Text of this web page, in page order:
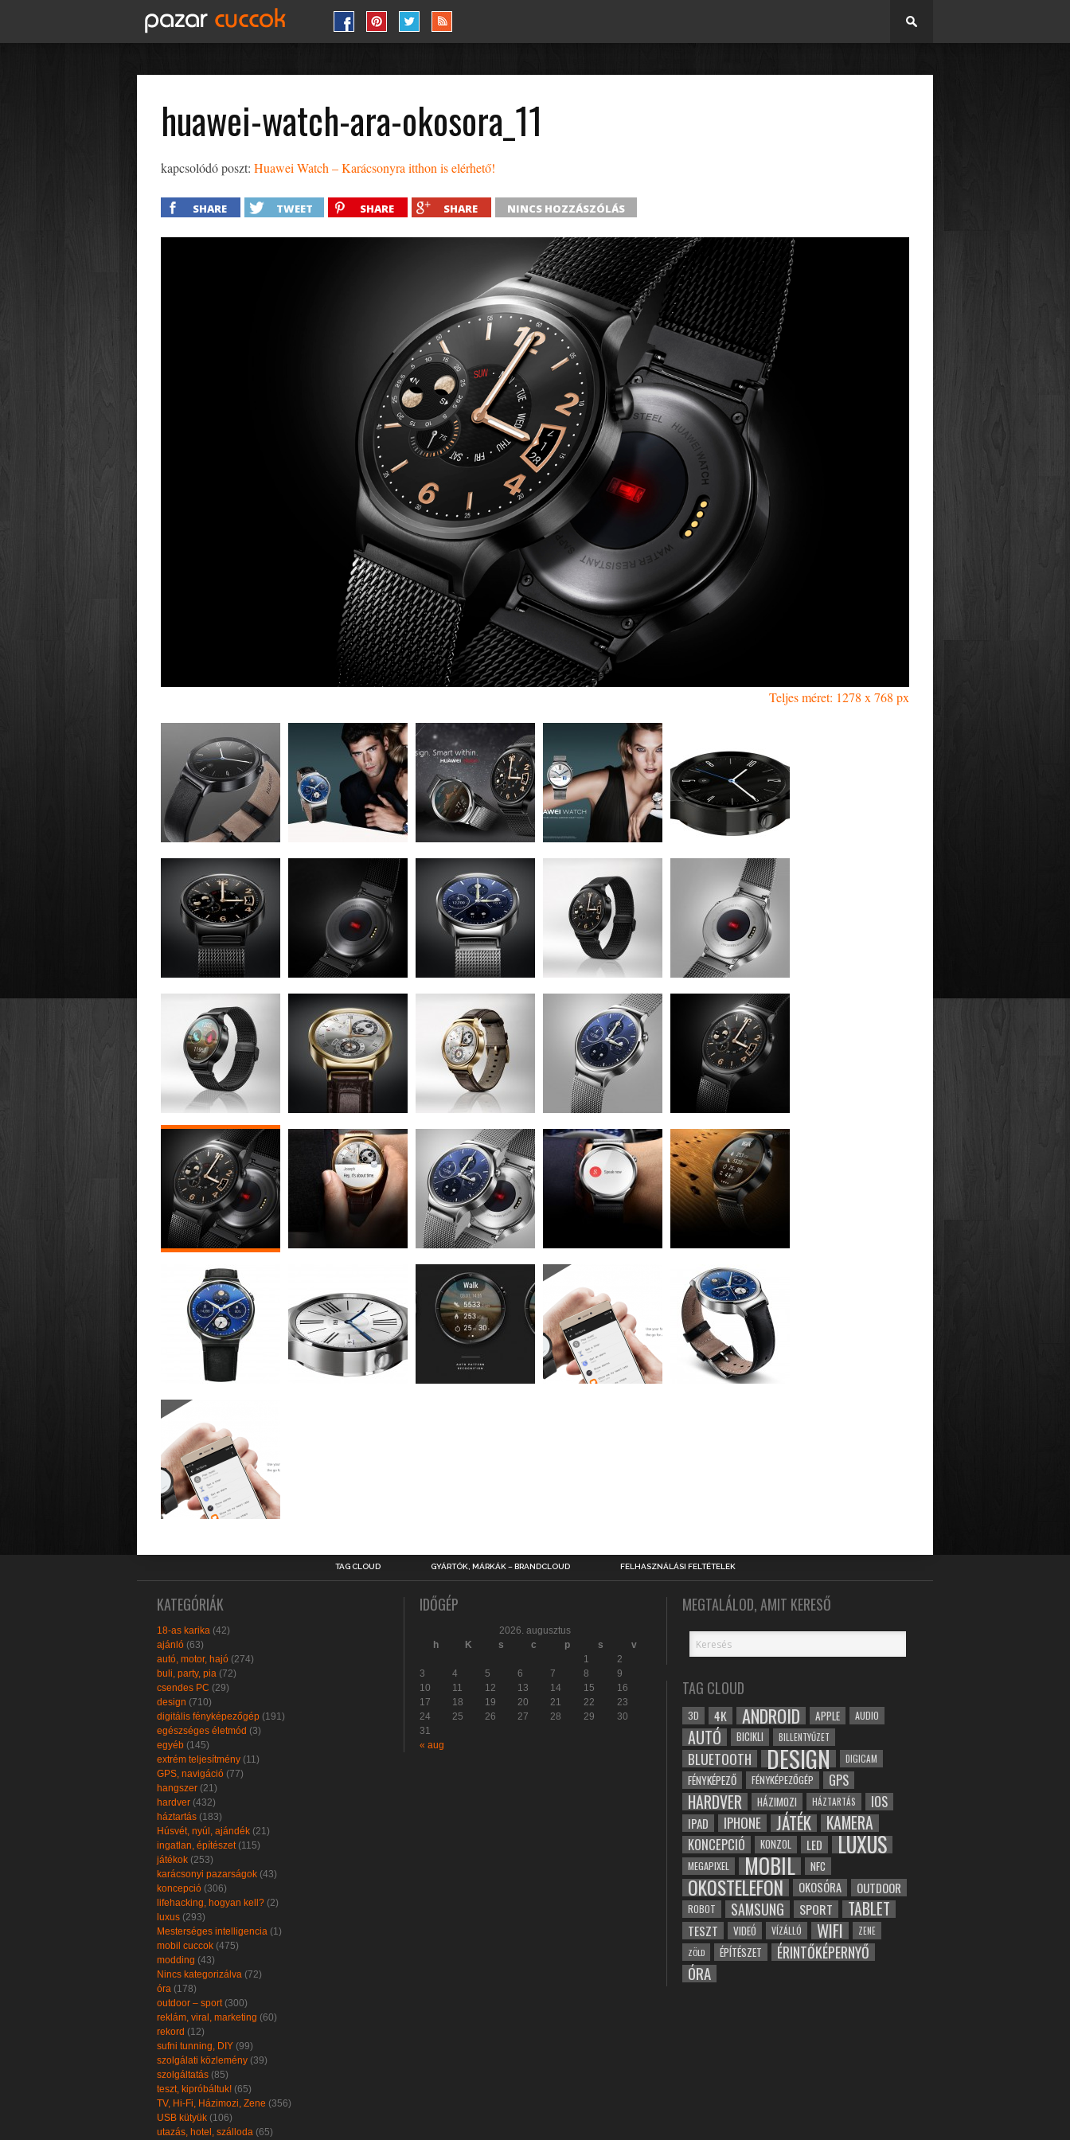
huawei-watch-ara-okosora_11
kapcsolódó poszt:Huawei Watch – Karácsonyra itthon is elérhető!
SHARE TWEET SHARE SHARE NINCS HOZZÁSZÓLÁS
Teljes méret: 1278 x 768 px
TAG CLOUD GYÁRTÓK, MÁRKÁK – BRANDCLOUD FELHASZNÁLÁSI FELTÉTELEK
KATEGÓRIÁK
18-as karika (42)
ajánló (63)
autó, motor, hajó (274)
buli, party, pia (72)
csendes PC (29)
design (710)
digitális fényképezőgép (191)
egészséges életmód (3)
egyéb (145)
extrém teljesítmény (11)
GPS, navigáció (77)
hangszer (21)
hardver (432)
háztartás (183)
Húsvét, nyúl, ajándék (21)
ingatlan, építészet(115)
játékok (253)
karácsonyi pazarságok (43)
koncepció (306)
lifehacking, hogyan kell? (2)
luxus (293)
Mesterséges intelligencia (1)
mobil cuccok (475)
modding (43)
Nincs kategorizálva (72)
óra (178)
outdoor – sport(300)
reklám, viral, marketing (60)
rekord (12)
sufni tunning, DIY (99)
szolgálati közlemény (39)
szolgáltatás (85)
teszt, kipróbáltuk! (65)
TV, Hi-Fi, Házimozi, Zene (356)
USB kütyük (106)
utazás, hotel, szálloda (65)
IDŐGÉP
2026. augusztus
h
K s c p s
v
1
2
3
4 5 6 7 8
9
10
11 12 13 14 15
16
17
18 19 20 21 22
23
24
25 26 27 28 29
30
31
« aug
MEGTALÁLOD, AMIT KERESŐ
TAG CLOUD
3D 4K ANDROID APPLE AUDIO
AUTÓ BICIKLI BILLENTYŰZET
BLUETOOTH DESIGN DIGICAM
FÉNYKÉPEZŐ FÉNYKÉPEZŐGÉP GPS
HARDVER HÁZIMOZI HÁZTARTÁS IOS
IPAD IPHONE JÁTÉK KAMERA
KONCEPCIÓ KONZOL LED LUXUS
MEGAPIXEL MOBIL NFC
OKOSTELEFON OKOSÓRA OUTDOOR
ROBOT SAMSUNG SPORT TABLET
TESZT VIDEÓ VÍZÁLLÓ WIFI
ZENE
ZÖLD
ÉPÍTÉSZET ÉRINTŐKÉPERNYŐ
ÓRA